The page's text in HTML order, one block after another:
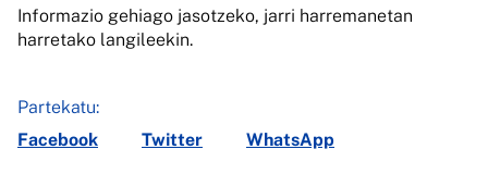
Informazio gehiago jasotzeko, jarri harremanetan
harretako langileekin.
Partekatu:
Facebook
Twitter WhatsApp